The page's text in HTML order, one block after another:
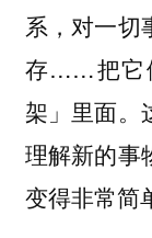
系，对一切
存……把它
架」里面。
理解新的事
变得非常简